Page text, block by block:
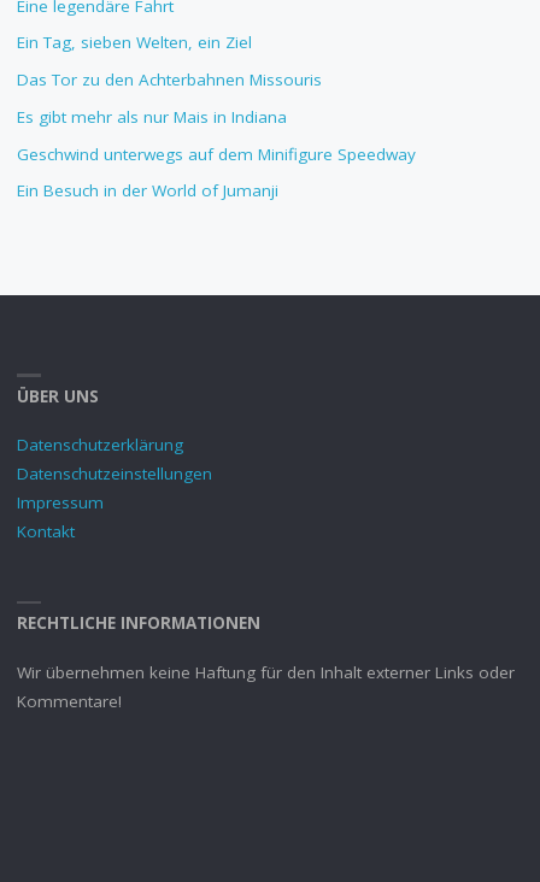
Eine legendäre Fahrt
Ein Tag, sieben Welten, ein Ziel
Das Tor zu den Achterbahnen Missouris
Es gibt mehr als nur Mais in Indiana
Geschwind unterwegs auf dem Minifigure Speedway
Ein Besuch in der World of Jumanji
ÜBER UNS
Datenschutzerklärung
Datenschutzeinstellungen
Impressum
Kontakt
RECHTLICHE INFORMATIONEN
Wir übernehmen keine Haftung für den Inhalt externer Links oder
Kommentare!